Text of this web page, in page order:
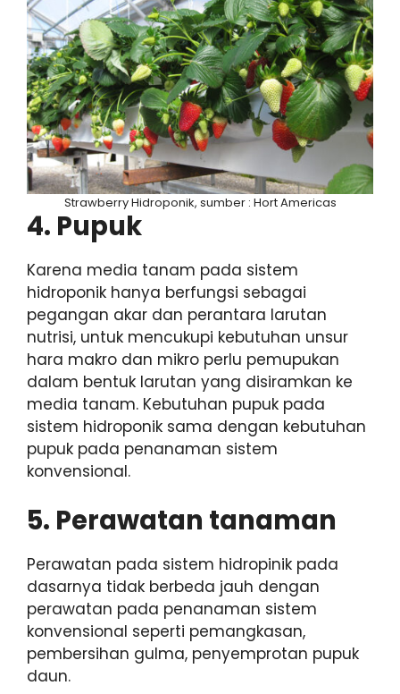
Strawberry Hidroponik, sumber : Hort Americas
4. Pupuk
Karena media tanam pada sistem
hidroponik hanya berfungsi sebagai
pegangan akar dan perantara larutan
nutrisi, untuk mencukupi kebutuhan unsur
hara makro dan mikro perlu pemupukan
dalam bentuk larutan yang disiramkan ke
media tanam. Kebutuhan pupuk pada
sistem hidroponik sama dengan kebutuhan
pupuk pada penanaman sistem
konvensional.
5. Perawatan tanaman
Perawatan pada sistem hidropinik pada
dasarnya tidak berbeda jauh dengan
perawatan pada penanaman sistem
konvensional seperti pemangkasan,
pembersihan gulma, penyemprotan pupuk
daun.